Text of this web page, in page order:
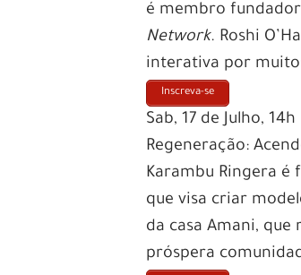
é membro
Network. Roshi
interativa por
Inscreva-se
Sab, 17 de Julho, 14h |
Regeneração:
Karambu Ringera é
que visa criar
da casa Amani,
próspera